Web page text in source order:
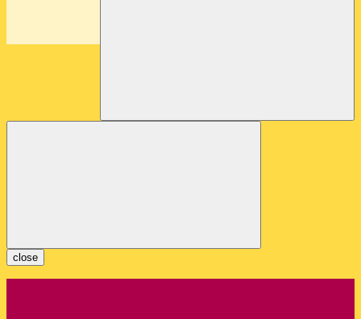
close